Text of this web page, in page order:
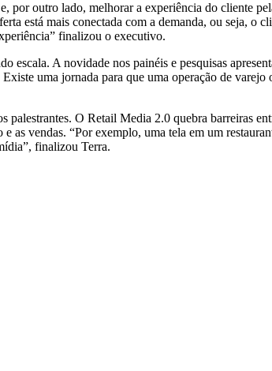
outro lado, melhorar a experiência do cliente
está mais conectada com a demanda, ou seja, o
finalizou o executivo.
A novidade nos painéis e pesquisas
uma jornada para que uma operação de varejo
O Retail Media 2.0 quebra barreiras
vendas. “Por exemplo, uma tela em um
finalizou Terra.